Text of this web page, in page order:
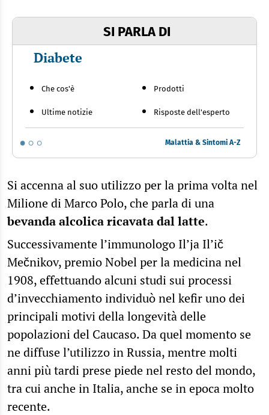
SI PARLA DI
Diabete
Che cos'è
Ultime notizie
Prodotti
Risposte dell'esperto
Malattia & Sintomi A-Z
Si accenna al suo utilizzo per la prima volta nel
Milione di Marco Polo, che parla di una
bevanda alcolica ricavata dal latte.
Successivamente l’immunologo Il’ja Il’ič
Mečnikov, premio Nobel per la medicina nel
1908, effettuando alcuni studi sui processi
d’invecchiamento individuò nel kefir uno dei
principali motivi della longevità delle
popolazioni del Caucaso. Da quel momento se
ne diffuse l’utilizzo in Russia, mentre molti
anni più tardi prese piede nel resto del mondo,
tra cui anche in Italia, anche se in epoca molto
recente.